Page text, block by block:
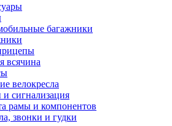
багажники
всячина
велокресла
и сигнализация
рамы и компонентов
звонки и гудки